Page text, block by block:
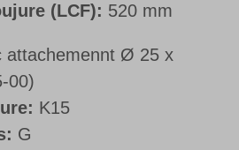
(LCF): 520 mm
attachemennt Ø 25 x
00)
K15
G